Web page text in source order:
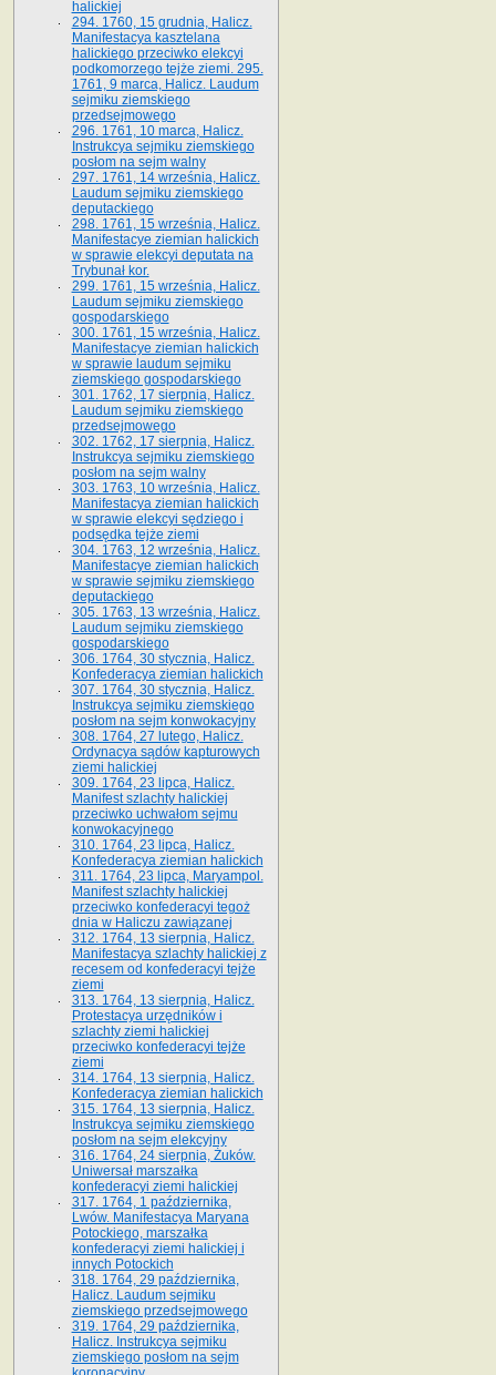
halickiej
294. 1760, 15 grudnia, Halicz.
Manifestacya kasztelana
halickiego przeciwko elekcyi
podkomorzego tejże ziemi. 295.
1761, 9 marca, Halicz. Laudum
sejmiku ziemskiego
przedsejmowego
296. 1761, 10 marca, Halicz.
Instrukcya sejmiku ziemskiego
posłom na sejm walny
297. 1761, 14 września, Halicz.
Laudum sejmiku ziemskiego
deputackiego
298. 1761, 15 września, Halicz.
Manifestacye ziemian halickich
w sprawie elekcyi deputata na
Trybunał kor.
299. 1761, 15 września, Halicz.
Laudum sejmiku ziemskiego
gospodarskiego
300. 1761, 15 września, Halicz.
Manifestacye ziemian halickich
w sprawie laudum sejmiku
ziemskiego gospodarskiego
301. 1762, 17 sierpnia, Halicz.
Laudum sejmiku ziemskiego
przedsejmowego
302. 1762, 17 sierpnia, Halicz.
Instrukcya sejmiku ziemskiego
posłom na sejm walny
303. 1763, 10 września, Halicz.
Manifestacya ziemian halickich
w sprawie elekcyi sędziego i
podsędka tejże ziemi
304. 1763, 12 września, Halicz.
Manifestacye ziemian halickich
w sprawie sejmiku ziemskiego
deputackiego
305. 1763, 13 września, Halicz.
Laudum sejmiku ziemskiego
gospodarskiego
306. 1764, 30 stycznia, Halicz.
Konfederacya ziemian halickich
307. 1764, 30 stycznia, Halicz.
Instrukcya sejmiku ziemskiego
posłom na sejm konwokacyjny
308. 1764, 27 lutego, Halicz.
Ordynacya sądów kapturowych
ziemi halickiej
309. 1764, 23 lipca, Halicz.
Manifest szlachty halickiej
przeciwko uchwałom sejmu
konwokacyjnego
310. 1764, 23 lipca, Halicz.
Konfederacya ziemian halickich
311. 1764, 23 lipca, Maryampol.
Manifest szlachty halickiej
przeciwko konfederacyi tegoż
dnia w Haliczu zawiązanej
312. 1764, 13 sierpnia, Halicz.
Manifestacya szlachty halickiej z
recesem od konfederacyi tejże
ziemi
313. 1764, 13 sierpnia, Halicz.
Protestacya urzędników i
szlachty ziemi halickiej
przeciwko konfederacyi tejże
ziemi
314. 1764, 13 sierpnia, Halicz.
Konfederacya ziemian halickich
315. 1764, 13 sierpnia, Halicz.
Instrukcya sejmiku ziemskiego
posłom na sejm elekcyjny
316. 1764, 24 sierpnia, Żuków.
Uniwersał marszałka
konfederacyi ziemi halickiej
317. 1764, 1 października,
Lwów. Manifestacya Maryana
Potockiego, marszałka
konfederacyi ziemi halickiej i
innych Potockich
318. 1764, 29 października,
Halicz. Laudum sejmiku
ziemskiego przedsejmowego
319. 1764, 29 października,
Halicz. Instrukcya sejmiku
ziemskiego posłom na sejm